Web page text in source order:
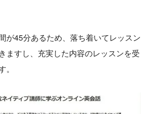
が45分あるため、落ち着いてレッスン
ますし、充実した内容のレッスンを受